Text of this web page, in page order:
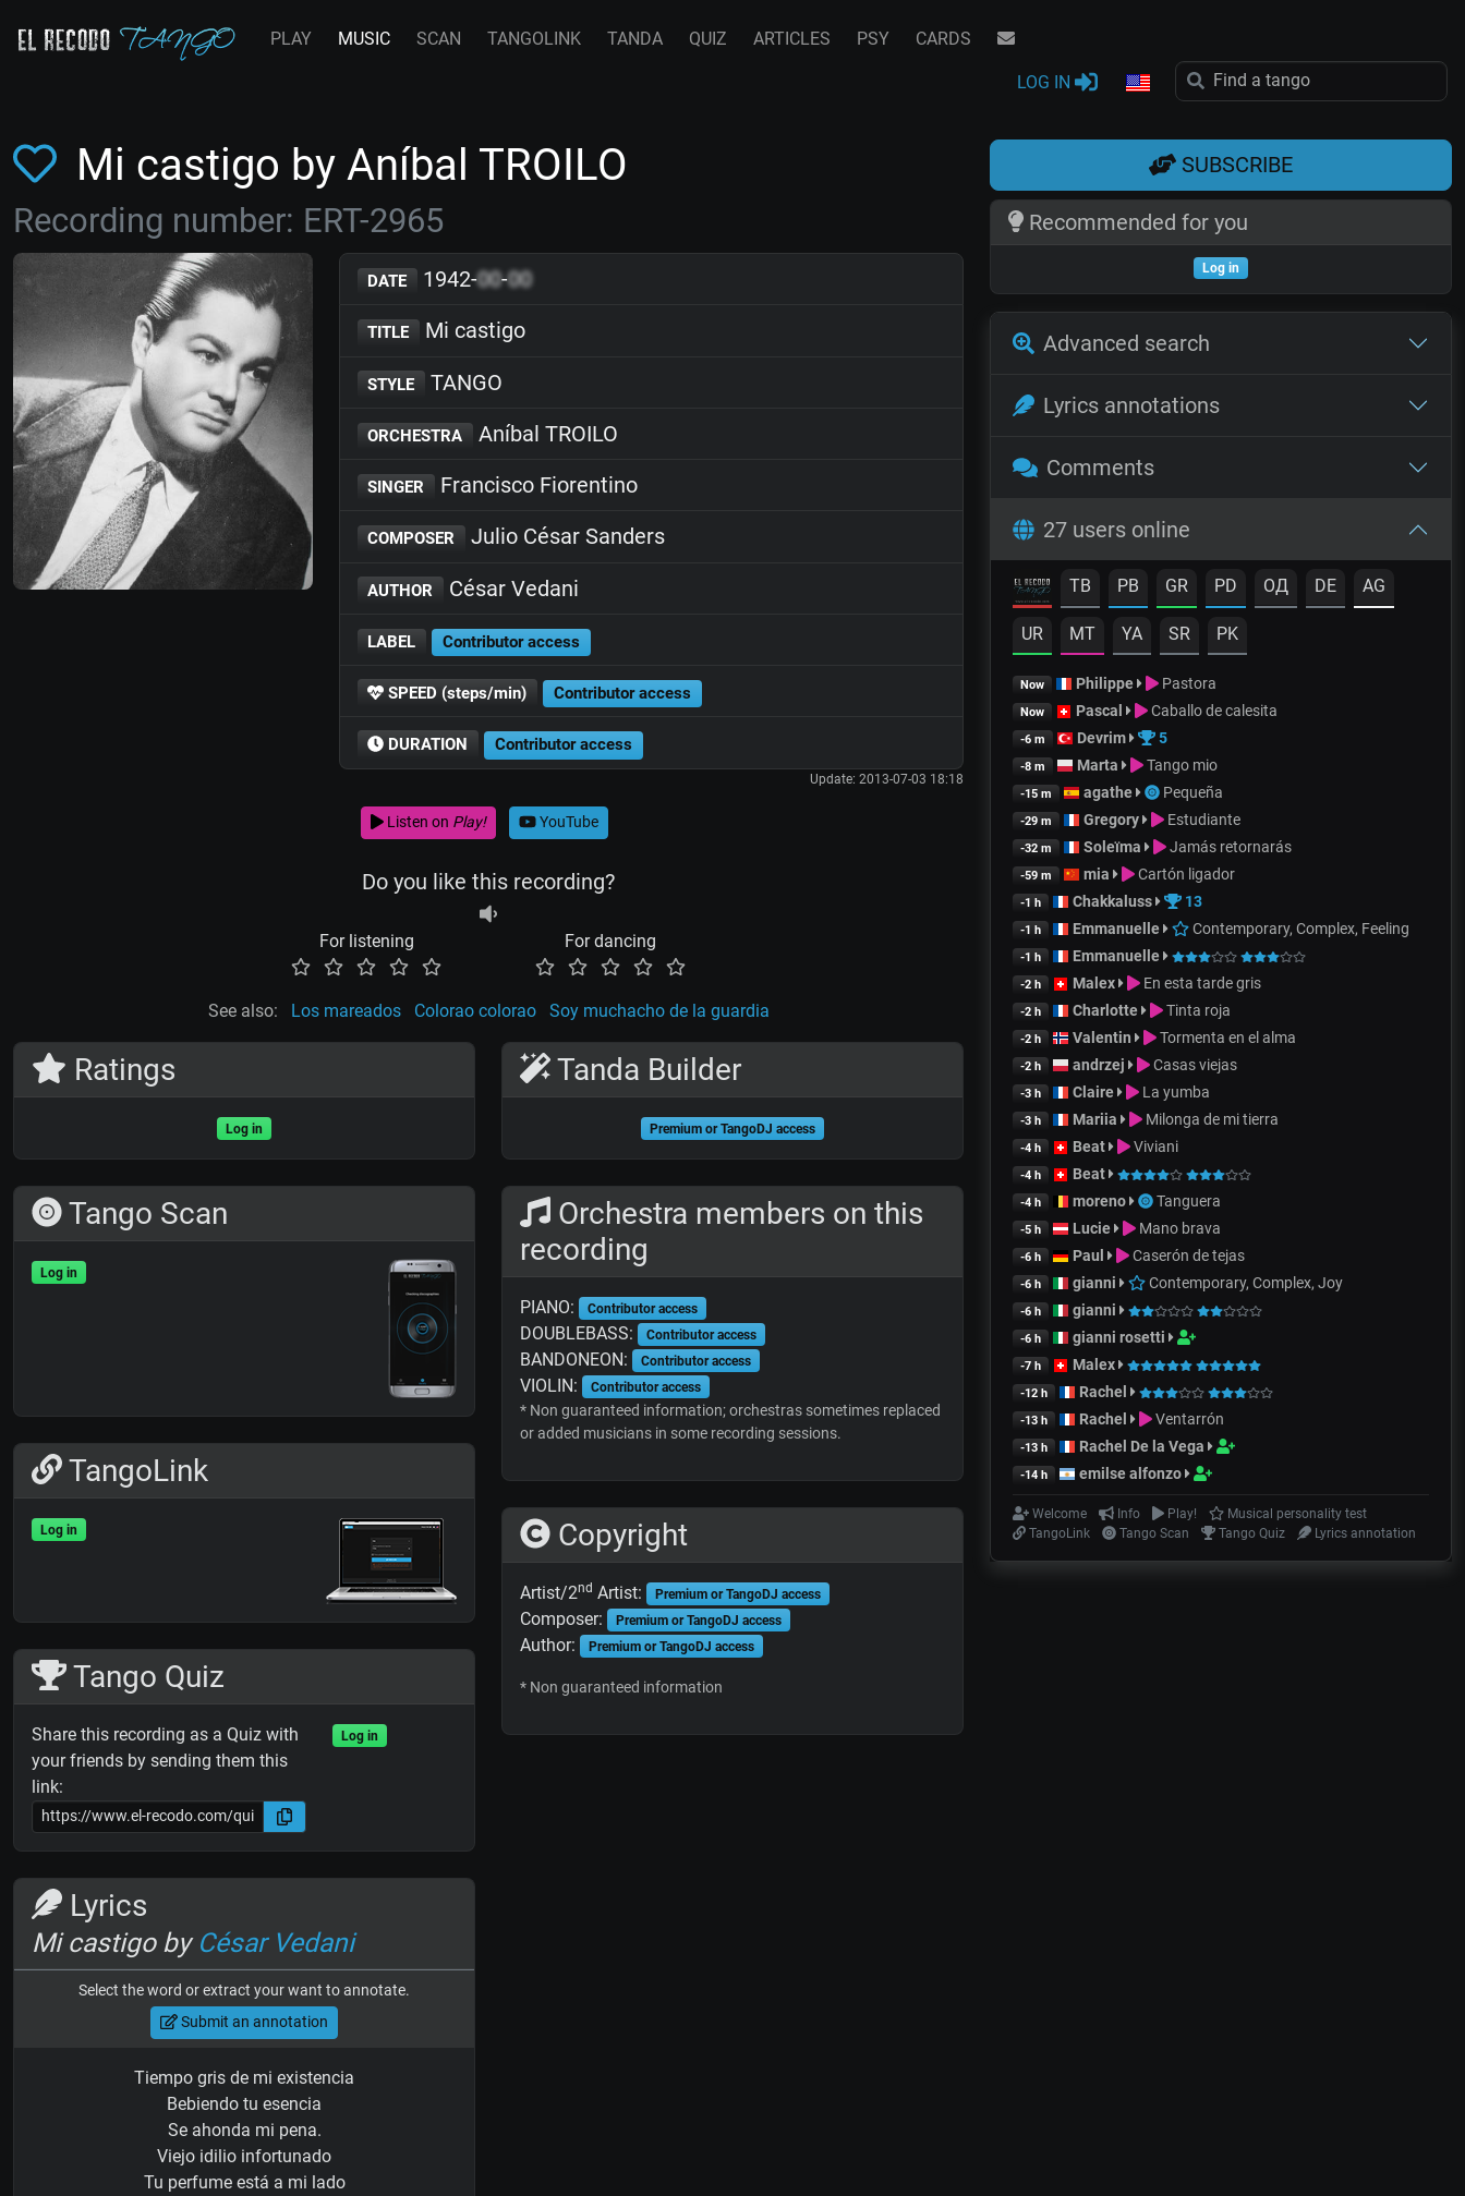
PLAY MUSIC SCAN TANGOLINK TANDA QUIZ ARTICLES PSY CARDS
LOG IN
Mi castigo by Aníbal TROILO
Recording number: ERT-2965
DATE 1942-00-00
TITLE Mi castigo
STYLE TANGO
ORCHESTRA Aníbal TROILO
SINGER Francisco Fiorentino
COMPOSER Julio César Sanders
AUTHOR César Vedani
LABEL Contributor access
SPEED (steps/min) Contributor access
DURATION Contributor access
Update: 2013-07-03 18:18
Listen on Play! YouTube
Do you like this recording?
For listening For dancing
See also: Los mareados Colorao colorao Soy muchacho de la guardia
Ratings
Log in
Tango Scan
Log in
TangoLink
Log in
Tango Quiz
Share this recording as a Quiz with
your friends by sending them this
link:
Log in
Lyrics
Mi castigo by César Vedani
Select the word or extract your want to annotate.
Submit an annotation
Tiempo gris de mi existencia
Bebiendo tu esencia
Se ahonda mi pena.
Viejo idilio infortunado
Tu perfume está a mi lado
Tanda Builder
Premium or TangoDJ access
Orchestra members on this
recording
PIANO: Contributor access
DOUBLEBASS: Contributor access
BANDONEON: Contributor access
VIOLIN: Contributor access
* Non guaranteed information; orchestras sometimes replaced
or added musicians in some recording sessions.
Copyright
Artist/2nd Artist: Premium or TangoDJ access
Composer: Premium or TangoDJ access
Author: Premium or TangoDJ access
* Non guaranteed information
SUBSCRIBE
Recommended for you
Log in
Advanced search
Lyrics annotations
Comments
27 users online
TB PB GR PD OД DE AG
UR MT YA SR PK
Now Philippe Pastora
Now Pascal Caballo de calesita
-6 m Devrim 5
-8 m Marta Tango mio
-15 m agathe Pequeña
-29 m Gregory Estudiante
-32 m Soleïma Jamás retornarás
-59 m mia Cartón ligador
-1 h Chakkaluss 13
-1 h Emmanuelle Contemporary, Complex, Feeling
-1 h Emmanuelle
-2 h Malex En esta tarde gris
-2 h Charlotte Tinta roja
-2 h Valentin Tormenta en el alma
-2 h andrzej Casas viejas
-3 h Claire La yumba
-3 h Mariia Milonga de mi tierra
-4 h Beat Viviani
-4 h Beat
-4 h moreno Tanguera
-5 h Lucie Mano brava
-6 h Paul Caserón de tejas
-6 h gianni Contemporary, Complex, Joy
-6 h gianni
-6 h gianni rosetti
-7 h Malex
-12 h Rachel
-13 h Rachel Ventarrón
-13 h Rachel De la Vega
-14 h emilse alfonzo
Welcome Info Play!
Musical personality test
TangoLink
Tango Scan Tango Quiz Lyrics annotation